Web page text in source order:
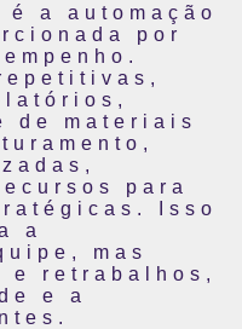
a automação
por
de materiais
para
Isso
a
mas
e retrabalhos,
e a